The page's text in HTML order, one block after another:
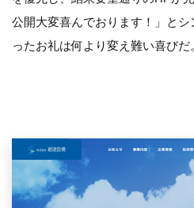
公開大変喜んでおります！」と
ったお礼は何より変え難い喜びだ